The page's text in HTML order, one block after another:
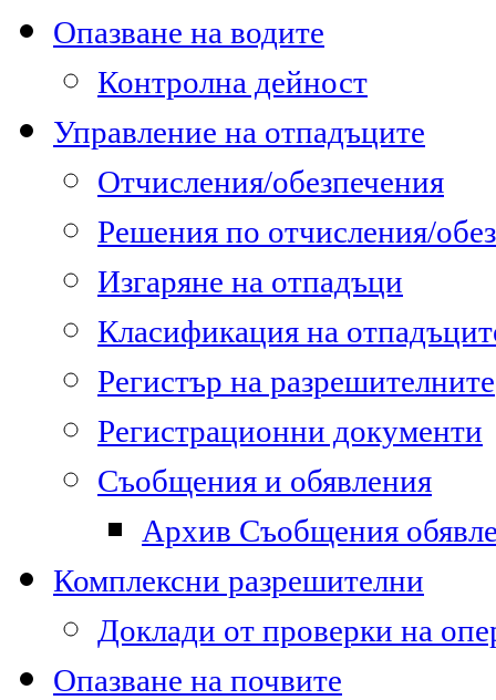
Опазване на водите
Контролна дейност
Управление на отпадъците
Отчисления/обезпечения
Решения по отчисления/
Изгаряне на отпадъци
Класификация на
Регистър на разрешителните
Регистрационни документи
Съобщения и обявления
Архив Съобщения
Комплексни разрешителни
Доклади от проверки на
Опазване на почвите